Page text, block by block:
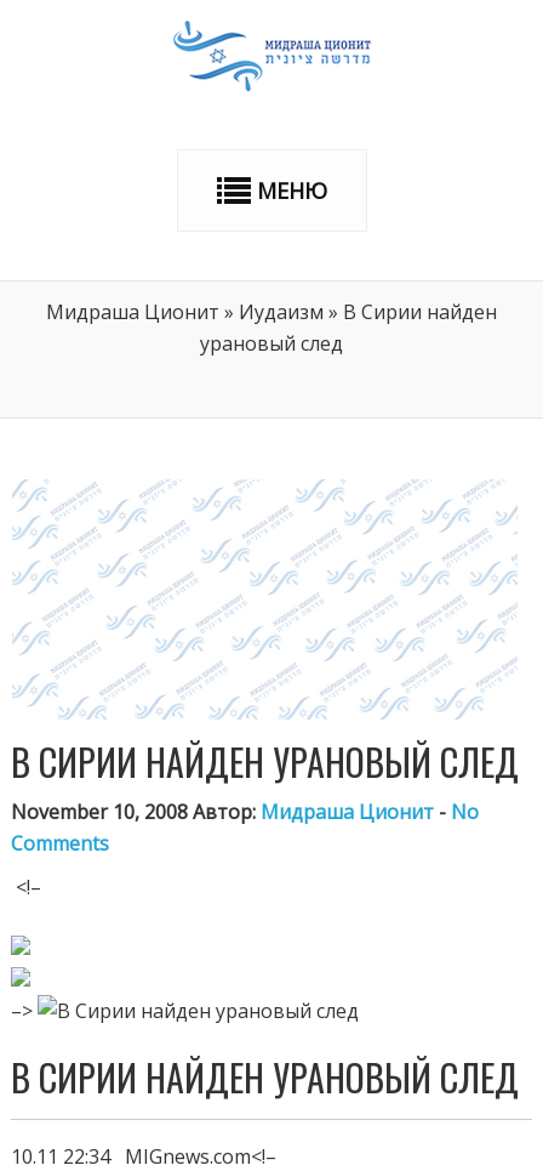
МЕНЮ
Мидраша Ционит » Иудаизм » В Сирии найден
урановый след
В СИРИИ НАЙДЕН УРАНОВЫЙ СЛЕД
November 10, 2008 Автор: Мидраша Ционит - No
Comments
<!–
–>
В СИРИИ НАЙДЕН УРАНОВЫЙ СЛЕД
10.11 22:34 MIGnews.com<!–